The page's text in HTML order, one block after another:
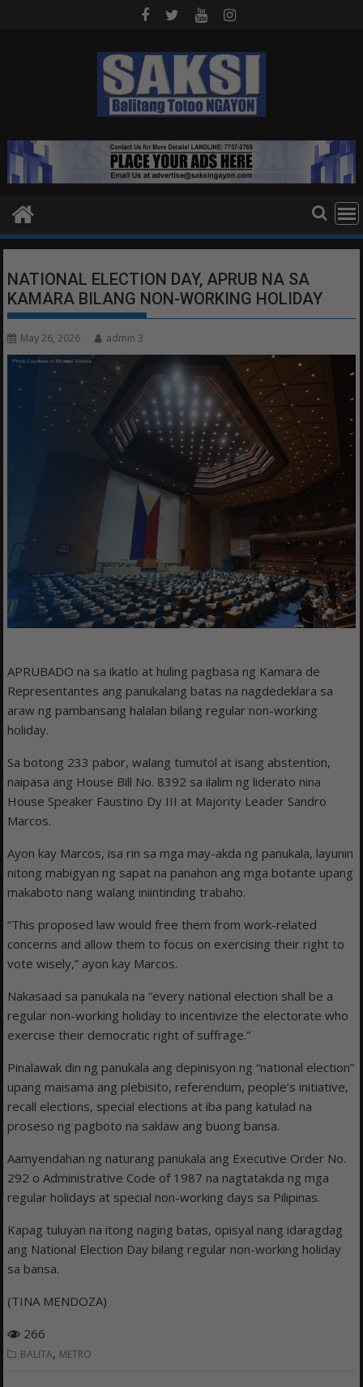
NATIONAL ELECTION DAY, APRUB NA SA
KAMARA BILANG NON-WORKING HOLIDAY
May 26, 2026 admin 3
APRUBADO na sa ikatlo at huling pagbasa ng Kamara de
Representantes ang panukalang batas na nagdedeklara sa
araw ng pambansang halalan bilang regular non-working
holiday.
Sa botong 233 pabor, walang tumutol at isang abstention,
naipasa ang House Bill No. 8392 sa ilalim ng liderato nina
House Speaker Faustino Dy III at Majority Leader Sandro
Marcos.
Ayon kay Marcos, isa rin sa mga may-akda ng panukala, layunin
nitong mabigyan ng sapat na panahon ang mga botante upang
makaboto nang walang iniintinding trabaho.
“This proposed law would free them from work-related
concerns and allow them to focus on exercising their right to
vote wisely,” ayon kay Marcos.
Nakasaad sa panukala na “every national election shall be a
regular non-working holiday to incentivize the electorate who
exercise their democratic right of suffrage.”
Pinalawak din ng panukala ang depinisyon ng “national election”
upang maisama ang plebisito, referendum, people’s initiative,
recall elections, special elections at iba pang katulad na
proseso ng pagboto na saklaw ang buong bansa.
Aamyendahan ng naturang panukala ang Executive Order No.
292 o Administrative Code of 1987 na nagtatakda ng mga
regular holidays at special non-working days sa Pilipinas.
Kapag tuluyan na itong naging batas, opisyal nang idaragdag
ang National Election Day bilang regular non-working holiday
sa bansa.
(TINA MENDOZA)
266
BALITA, METRO